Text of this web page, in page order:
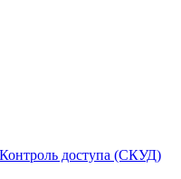
Контроль доступа (СКУД)